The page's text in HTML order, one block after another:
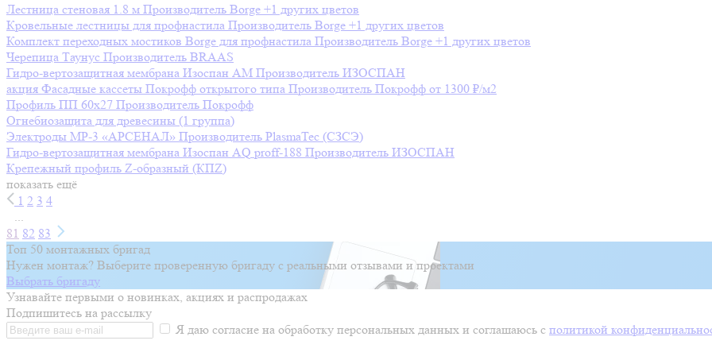
Лестница стеновая 1.8 м Производитель Borge +1 других цветов
Кровельные лестницы для профнастила Производитель Borge +1 других цветов
Комплект переходных мостиков Borge для профнастила Производитель Borge +1 других цветов
Черепица Таунус Производитель BRAAS
Гидро-вертозащитная мембрана Изоспан AM Производитель ИЗОСПАН
акция Фасадные кассеты Покрофф открытого типа Производитель Покрофф от 1300 ₽/м2
Профиль ПП 60х27 Производитель Покрофф
Огнебиозащита для древесины (1 группа)
Электроды МР-3 «АРСЕНАЛ» Производитель PlasmaTec (СЗСЭ)
Гидро-вертозащитная мембрана Изоспан AQ prоff-188 Производитель ИЗОСПАН
Крепежный профиль Z-образный (КПZ)
показать ещё
1 2 3 4
...
81 82 83
Топ 50 монтажных бригад
Нужен монтаж? Выберите проверенную бригаду с реальными отзывами и проектами
Выбрать бригаду
Узнавайте первыми о новинках, акциях и распродажах
Подпишитесь на рассылку
Я даю согласие на обработку персональных данных и соглашаюсь с политикой